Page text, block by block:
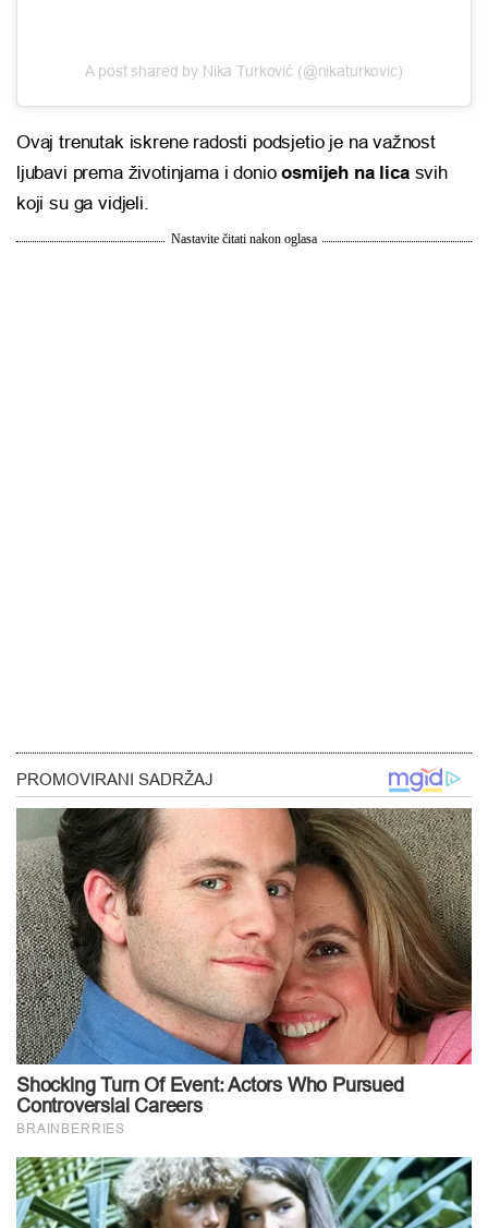
A post shared by Nika Turković (@nikaturkovic)
Ovaj trenutak iskrene radosti podsjetio je na važnost
ljubavi prema životinjama i donioosmijeh na licasvih
koji su ga vidjeli.
Nastavite čitati nakon oglasa